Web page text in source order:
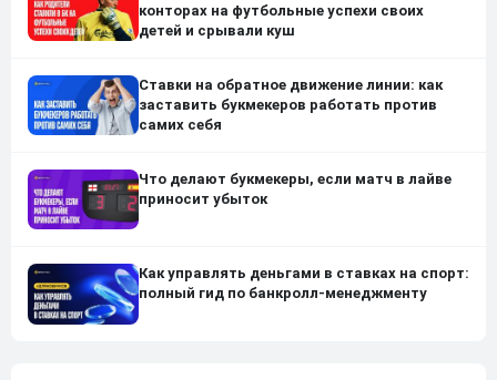
конторах на футбольные успехи своих
детей и срывали куш
Ставки на обратное движение линии: как
заставить букмекеров работать против
самих себя
Что делают букмекеры, если матч в лайве
приносит убыток
Как управлять деньгами в ставках на спорт:
полный гид по банкролл-менеджменту